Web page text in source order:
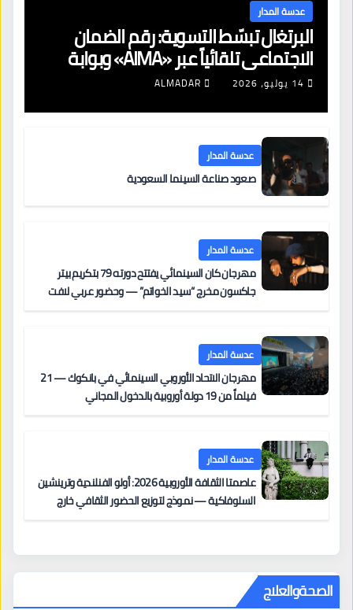
عدسة المدار
البرتغال تبسّط التسوية: رقم الضمان
الاجتماعي تلقائياً عبر «AIMA» وبوابة
جديدة لتجديد الإقامات
14 يوليو، 2026 ALMADAR
عدسة المدار
صعود صناعة السينما السعودية
عدسة المدار
مهرجان كان السينمائي يفتتح دورته 79 بتكريم بيتر
جاكسون مخرج “سيد الخواتم” — وحضور عربي لافت
عدسة المدار
مهرجان الاتحاد الأوروبي السينمائي في بانكوك — 21
فيلماً من 19 دولة أوروبية بالدخول المجاني
عدسة المدار
عاصمتا الثقافة الأوروبية 2026: أولو الفنلندية وترينشين
السلوفاكية — نموذج لتوزيع الحضور الثقافي خارج
الصحةوالعلاج